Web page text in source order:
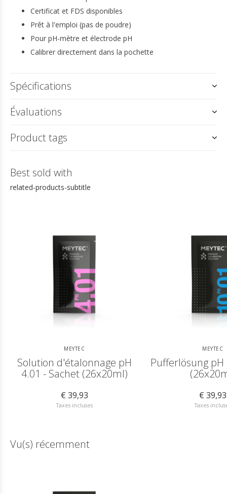
Certificat et FDS disponibles
Prêt à l'emploi (pas de poudre)
Pour pH-mètre et électrode pH
Calibrer directement dans la pochette
Spécifications
Évaluations
Product tags
Best sold with
related-products-subtitle
MEYTEC
Solution d'étalonnage pH
4.01 - Sachet (26x20ml)
€ 39,93
Taxes incluses
MEYTEC
Pufferlösung
€ 39,93
Taxes
Vu(s) récemment